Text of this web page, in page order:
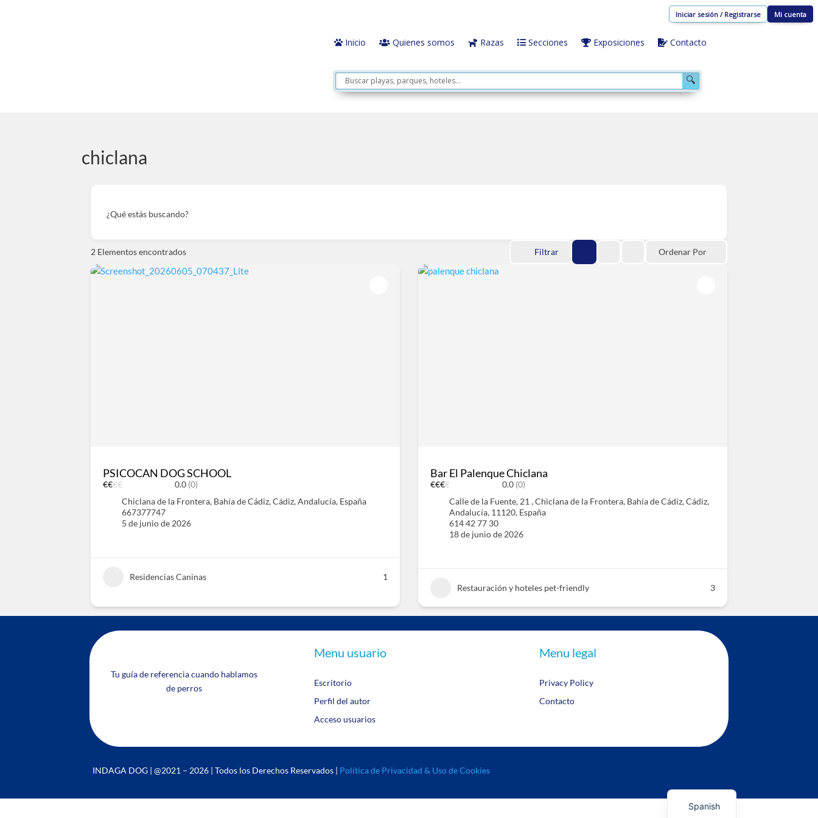
Iniciar sesión / Registrarse Mi cuenta
Inicio Quienes somos Razas Secciones Exposiciones Contacto
🔍
chiclana
¿Qué estás buscando?
2 Elementos encontrados Filtrar Ordenar Por
PSICOCAN DOG SCHOOL
€€€€ 0.0 (0)
Chiclana de la Frontera, Bahía de Cádiz, Cádiz, Andalucía, España
667377747
5 de junio de 2026
Residencias Caninas 1
Bar El Palenque Chiclana
€€€€ 0.0 (0)
Calle de la Fuente, 21 , Chiclana de la Frontera, Bahía de Cádiz, Cádiz,
Andalucía, 11120, España
614 42 77 30
18 de junio de 2026
Restauración y hoteles pet-friendly 3
Tu guía de referencia cuando hablamos
de perros
Menu usuario
Escritorio
Perfil del autor
Acceso usuarios
Menu legal
Privacy Policy
Contacto
INDAGA DOG | @2021 – 2026 | Todos los Derechos Reservados | Política de Privacidad & Uso de Cookies
Spanish